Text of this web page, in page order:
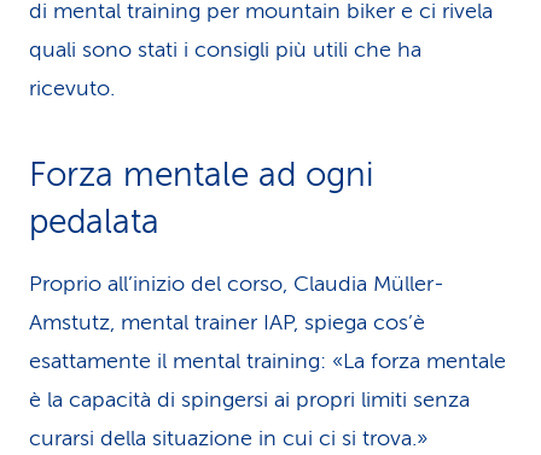
di mental training per mountain biker e ci rivela
quali sono stati i consigli più utili che ha
ricevuto.
Forza mentale ad ogni
pedalata
Proprio all’inizio del corso, Claudia Müller-
Amstutz, mental trainer IAP, spiega cos’è
esattamente il mental training: «La forza mentale
è la capacità di spingersi ai propri limiti senza
curarsi della situazione in cui ci si trova.»